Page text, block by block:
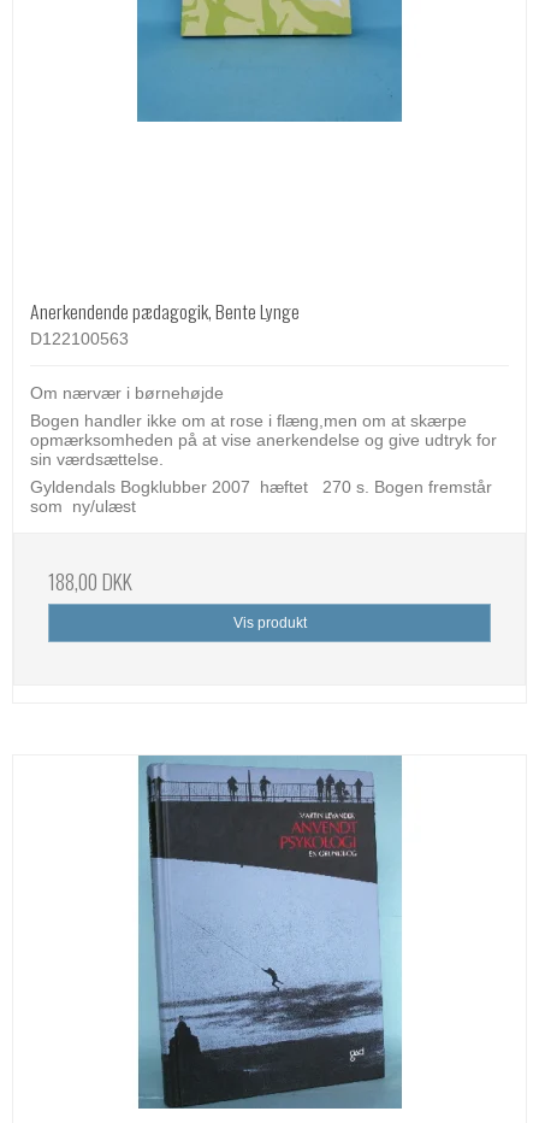
Anerkendende pædagogik, Bente Lynge
D122100563
Om nærvær i børnehøjde
Bogen handler ikke om at rose i flæng,men om at skærpe
opmærksomheden på at vise anerkendelse og give udtryk for
sin værdsættelse.
Gyldendals Bogklubber 2007 hæftet 270 s. Bogen fremstår
som ny/ulæst
188,00 DKK
Vis produkt